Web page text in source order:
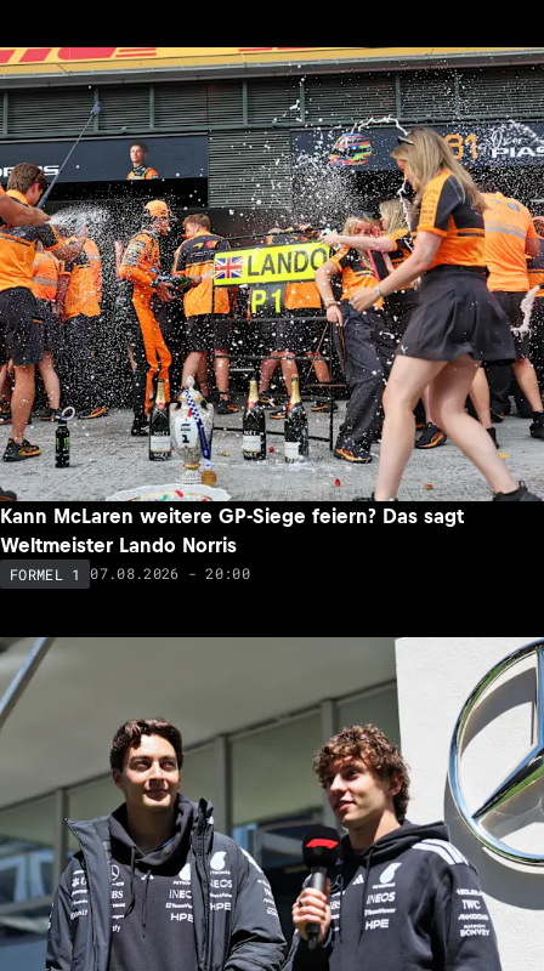
Kann McLaren weitere GP-Siege feiern? Das sagt
Weltmeister Lando Norris
FORMEL 1 07.08.2026 - 20:00